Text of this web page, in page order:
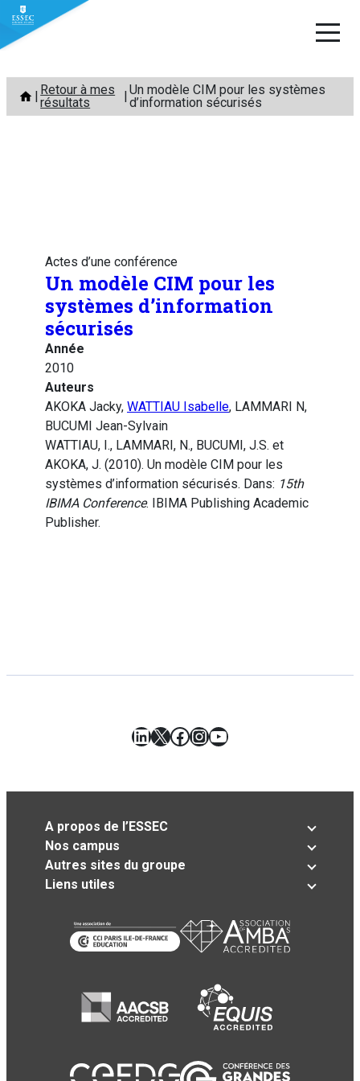
Aller
contenu
Retour à mes
résultats
Un modèle CIM pour les systèmes
d’information sécurisés
Actes d’une conférence
Un modèle CIM pour les
systèmes d’information
sécurisés
Année
2010
Auteurs
AKOKA Jacky, WATTIAU Isabelle, LAMMARI N,
BUCUMI Jean-Sylvain
WATTIAU, I., LAMMARI, N., BUCUMI, J.S. et
AKOKA, J. (2010). Un modèle CIM pour les
systèmes d’information sécurisés. Dans: 15th
IBIMA Conference. IBIMA Publishing Academic
Publisher.
LinkedIn
X Facebook
Instagram
YouTube
A propos de l’ESSEC
Nos campus
Autres sites du groupe
Liens utiles